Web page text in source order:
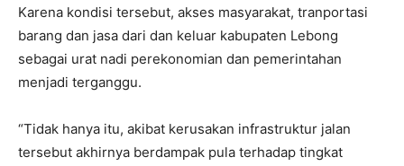
Karena kondisi tersebut, akses masyarakat, tranportasi
barang dan jasa dari dan keluar kabupaten Lebong
sebagai urat nadi perekonomian dan pemerintahan
menjadi terganggu.
“Tidak hanya itu, akibat kerusakan infrastruktur jalan
tersebut akhirnya berdampak pula terhadap tingkat